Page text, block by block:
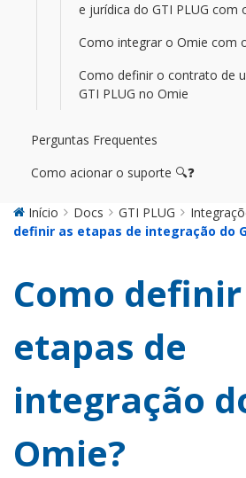
e jurídica do GTI PLUG com
Como integrar o Omie com
Como definir o contrato de
GTI PLUG no Omie
Perguntas Frequentes
Como acionar o suporte 🔍❓
Início Docs GTI PLUG
definir as etapas de integração do
Como
etapas de
integração
Omie?